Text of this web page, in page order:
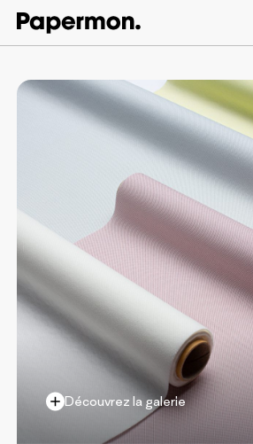
Nappes en rouleau
Nappes pliées
Chemins de table
Sets de table
ENTREPRISE
SERVICES
DURABILITÉ
CATALOGUE
CERTIFICATIONS
Découvrez la galerie